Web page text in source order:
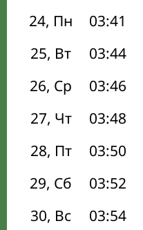
24, Пн
03:41
25, Вт
03:44
26, Ср
03:46
27, Чт
03:48
28, Пт
03:50
29, Сб
03:52
30, Вс
03:54